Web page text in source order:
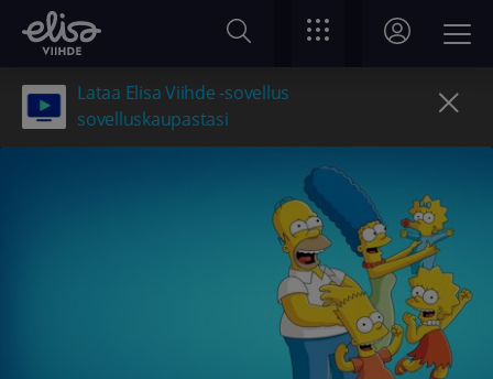
Lataa Elisa Viihde -sovellus
sovelluskaupastasi